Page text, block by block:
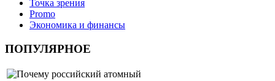
Точка зрения
Promo
Экономика и финансы
ПОПУЛЯРНОЕ